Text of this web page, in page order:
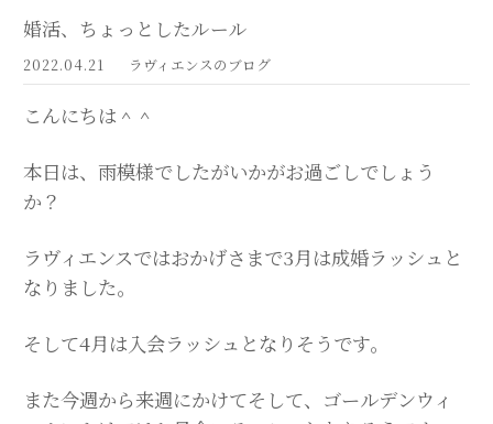
婚活、ちょっとしたルール
2022.04.21 ラヴィエンスのブログ
こんにちは＾＾
本日は、雨模様でしたがいかがお過ごしでしょう
か？
ラヴィエンスではおかげさまで3月は成婚ラッシュと
なりました。
そして4月は入会ラッシュとなりそうです。
また今週から来週にかけてそして、ゴールデンウィ